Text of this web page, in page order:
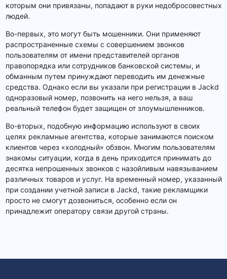
которым они привязаны, попадают в руки недобросовестных
людей.
Во-первых, это могут быть мошенники. Они применяют
распространенные схемы с совершением звонков
пользователям от имени представителей органов
правопорядка или сотрудников банковской системы, и
обманным путем принуждают переводить им денежные
средства. Однако если вы указали при регистрации в Jackd
одноразовый номер, позвонить на него нельзя, а ваш
реальный телефон будет защищен от злоумышленников.
Во-вторых, подобную информацию используют в своих
целях рекламные агентства, которые занимаются поиском
клиентов через «холодный» обзвон. Многим пользователям
знакомы ситуации, когда в день приходится принимать до
десятка непрошенных звонков с назойливым навязыванием
различных товаров и услуг. На временный номер, указанный
при создании учетной записи в Jackd, такие рекламщики
просто не смогут дозвониться, особенно если он
принадлежит оператору связи другой страны.